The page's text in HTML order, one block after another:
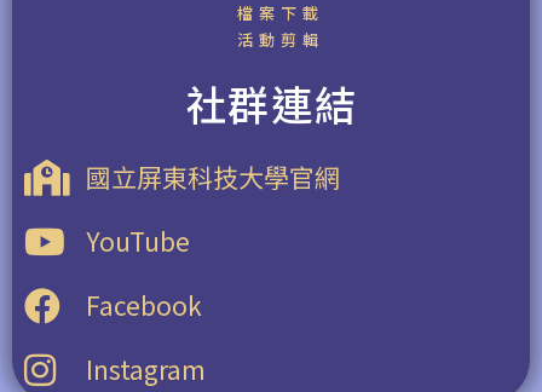
檔案下載
活動剪輯
社群連結
國立屏東科技大學官網
YouTube
Facebook
Instagram